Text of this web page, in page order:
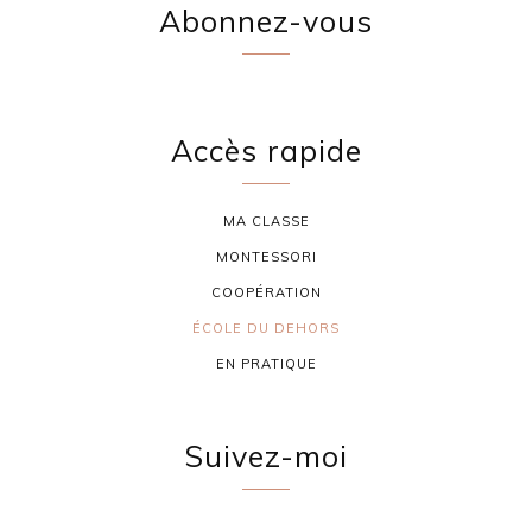
Abonnez-vous
Accès rapide
MA CLASSE
MONTESSORI
COOPÉRATION
ÉCOLE DU DEHORS
EN PRATIQUE
Suivez-moi